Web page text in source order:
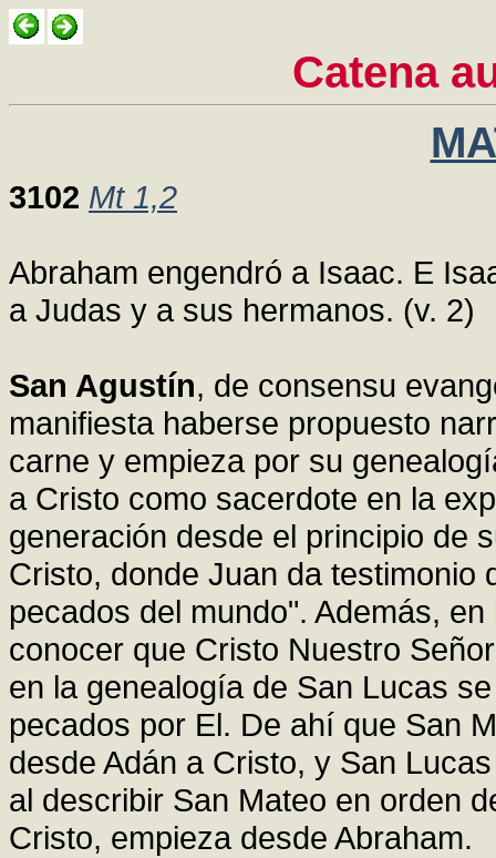
Catena
3102 Mt 1,2
Abraham engendró a Isaac. E
a Judas y a sus hermanos. (v. 2)
San Agustín, de consensu
manifiesta haberse propuesto
carne y empieza por su
a Cristo como sacerdote en la
generación desde el principio de
Cristo, donde Juan da testimonio
pecados del mundo". Además,
conocer que Cristo Nuestro
en la genealogía de San Lucas
pecados por El. De ahí que San
desde Adán a Cristo, y San
al describir San Mateo en orden
Cristo, empieza desde Abraham.